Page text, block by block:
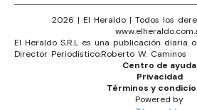
2026 | El Heraldo | Todos los
www.
El Heraldo S.R.L es una publicación diaria
Director Periodístico:Roberto W. Caminos
Términos y
Privacidad
Centro de ayuda
Powered by